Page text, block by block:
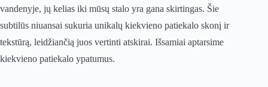
vandenyje, jų kelias iki mūsų stalo yra gana skirtingas. Šie
subtilūs niuansai sukuria unikalų kiekvieno patiekalo skonį ir
tekstūrą, leidžiančią juos vertinti atskirai. Išsamiai aptarsime
kiekvieno patiekalo ypatumus.